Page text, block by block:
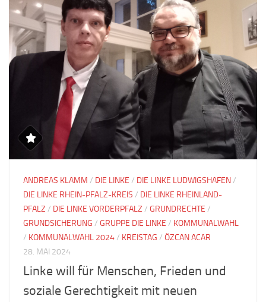
ANDREAS KLAMM / DIE LINKE / DIE LINKE LUDWIGSHAFEN/
DIE LINKE RHEIN-PFALZ-KREIS / DIE LINKE RHEINLAND-
PFALZ / DIE LINKE VORDERPFALZ / GRUNDRECHTE /
GRUNDSICHERUNG / GRUPPE DIE LINKE / KOMMUNALWAHL
/ KOMMUNALWAHL 2024/ KREISTAG / ÖZCAN ACAR
28. MAI 2024
Linke will für Menschen, Frieden und
soziale Gerechtigkeit mit neuen